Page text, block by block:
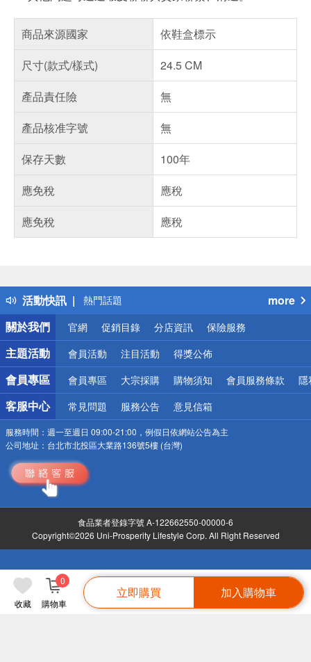
收藏 購物車
0
立即購買 加入購物車
商品來源國家
依鞋盒標示
尺寸(款式/樣式)
24.5 CM
產品責任險
無
產品核准字號
無
保存天數
100年
應免稅
應稅
應免稅
應稅
活動快訊
得獎公告
熱門話題
銀行優惠
偏遠地區配送
詐騙網頁！請小心！
more
關於我們
官網 促銷目錄 分店資訊 保險服務
主題活動 會員活動 注目活動 得獎公佈
會員專區 會員專區 大宗採購 購物須知 會員服務條款 隱
客服中心 常見問題 服務公告 意見信箱
服務時間： 週一至週日 09:00-21:00，例假日依網站公告為主
公司地址： 台北市北投區大業路136號5樓 (台灣)
食品業者登錄字號 A-122662550-00000-6
Copyright©2026 Uni-Prosperity Lifestyle Corp. All Right Reserved